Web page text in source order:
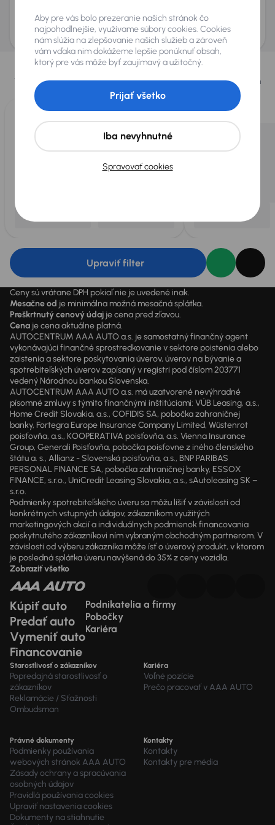
AURES Holdings a.s., so sídlom Dopravákov 874/15, Čimice, 184 00 Praha 8 bude
uchovávať a spracovávať vaše osobné údaje v súlade so zásadami ochrany a
spracovania osobných údajov.
Vybrali sme pre vás
Vyberáme pre vás tienajlepšie vozidláz našej ponuky. Každý deň
pre vás vykúpimeaž 400 vozidiel
Upraviť filter
Ceny sú vrátane DPH pokiaľ nie je uvedené inak.
Mesačne od je minimálna možná mesačná splátka.
Preškrtnutý cenový údaj je cena pred zľavou.
Cena je cena aktuálne platná.
AUTOCENTRUM AAA AUTO a.s. je samostatný finančný agent
vykonávajúci finančné sprostredkovanie v sektore poistenia alebo
zaistenia a sektore poskytovania úverov, úverov na bývanie a
spotrebiteľských úverov zapísaný v registri pod číslom 203771
vedený Národnou bankou Slovenska.
AUTOCENTRUM AAA AUTO a.s. má uzatvorené nevýhradné
písomné zmluvy s týmito finančnými inštitúciami: VÚB Leasing, a.s.,
Home Credit Slovakia, a.s., COFIDIS SA, pobočka zahraničnej
banky, Fortegra Europe Insurance Company Limited, Wüstenrot
poisťovňa, a.s., KOOPERATIVA poisťovňa, a.s. Vienna Insurance
Group, Generali Poisťovňa, pobočka poisťovne z iného členského
štátu a. s., Allianz - Slovenská poisťovňa, a.s., BNP PARIBAS
PERSONAL FINANCE SA, pobočka zahraničnej banky, ESSOX
FINANCE, s.r.o., UniCredit Leasing Slovakia, a.s., sAutoleasing SK –
s.r.o.
Podmienky spotrebiteľského úveru sa môžu líšiť v závislosti od
konkrétnych vstupných údajov, zákazníkom využitých
marketingových akcií a individuálnych podmienok financovania
poskytnutého zákazníkovi ním vybraným obchodným partnerom. V
závislosti od výberu zákazníka môže ísť o úverový produkt, v ktorom
je posledná splátka úveru navýšená do 35% z ceny vozidla.
Zobraziť všetko
Kúpiť auto
Predať auto
Vymeniť auto
Financovanie
Podnikatelia a firmy
Pobočky
Kariéra
Starostlivosť o zákazníkov
Popredajná starostlivosť o
zákazníkov
Reklamácie / Sťažnosti
Ombudsman
Kariéra
Voľné pozície
Prečo pracovať v AAA AUTO
Právné dokumenty
Podmienky používania
webových stránok AAA AUTO
Zásady ochrany a spracúvania
osobných údajov
Pravidlá používania cookies
Upraviť nastavenia cookies
Dokumenty na stiahnutie
Kontakty
Kontakty
Kontakty pre média
Aby pre vás bolo prezeranie našich stránok čo
najpohodlnejšie, využívame súbory cookies. Cookies
nám slúžia na zlepšovanie našich služieb a zároveň
vám vďaka nim dokážeme lepšie ponúknuť obsah,
ktorý pre vás môže byť zaujímavý a užitočný.
Spravovať cookies
Iba nevyhnutné
Prijať všetko